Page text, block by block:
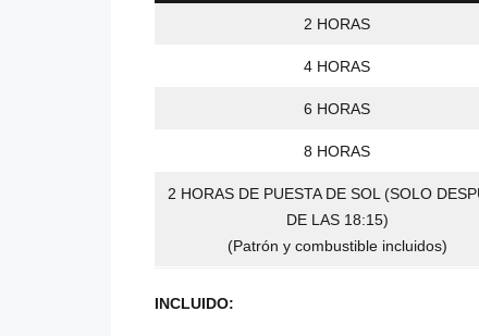
2 HORAS
4 HORAS
6 HORAS
8 HORAS
2 HORAS DE PUESTA DE SOL (SOLO
DE LAS 18:15)
(Patrón y combustible incluidos)
INCLUIDO: